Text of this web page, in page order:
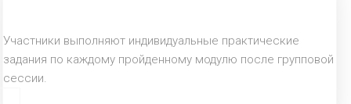
Участники выполняют индивидуальные практические
задания по каждому пройденному модулю после групповой
сессии.